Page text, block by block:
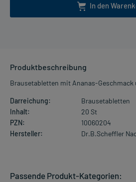
In den
Produktbeschreibung
Brausetabletten mit Ananas-Geschmack
Darreichung:
Brausetabletten
Inhalt:
20 St
PZN:
10060204
Hersteller:
Dr.B.Scheffler
Passende Produkt-Kategorien: